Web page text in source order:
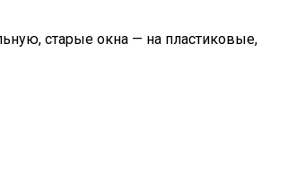
старые окна — на пластиковые,